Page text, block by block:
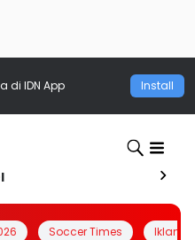
di IDN App Install
Soccer Times Iklanin